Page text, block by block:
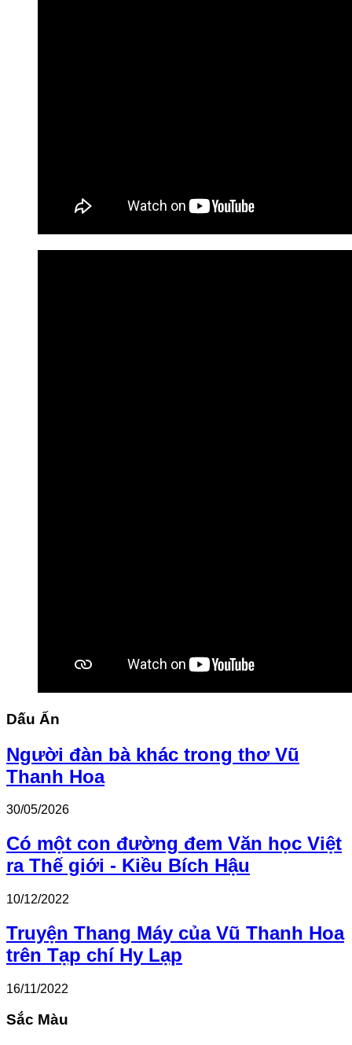
Dấu Ấn
Người đàn bà khác trong thơ Vũ
Thanh Hoa
30/05/2026
Có một con đường đem Văn học Việt
ra Thế giới - Kiều Bích Hậu
10/12/2022
Truyện Thang Máy của Vũ Thanh Hoa
trên Tạp chí Hy Lạp
16/11/2022
Sắc Màu